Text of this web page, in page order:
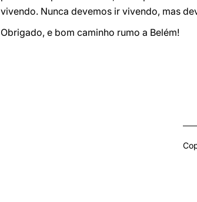
vivendo. Nunca devemos ir vivendo, mas
Obrigado, e bom caminho rumo a Belém!